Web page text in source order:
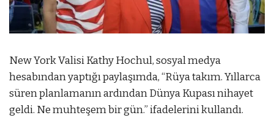
New York Valisi Kathy Hochul, sosyal medya
hesabından yaptığı paylaşımda, “Rüya takım. Yıllarca
süren planlamanın ardından Dünya Kupası nihayet
geldi. Ne muhteşem bir gün.” ifadelerini kullandı.